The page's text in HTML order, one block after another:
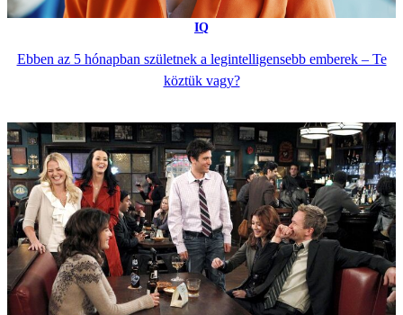
IQ
Ebben az 5 hónapban születnek a legintelligensebb emberek – Te
köztük vagy?